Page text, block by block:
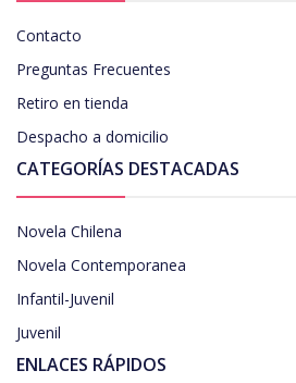
Contacto
Preguntas Frecuentes
Retiro en tienda
Despacho a domicilio
CATEGORÍAS DESTACADAS
Novela Chilena
Novela Contemporanea
Infantil-Juvenil
Juvenil
ENLACES RÁPIDOS